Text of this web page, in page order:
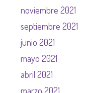
noviembre 2021
septiembre 2021
junio 2021
mayo 2021
abril 2021
marzo 2021